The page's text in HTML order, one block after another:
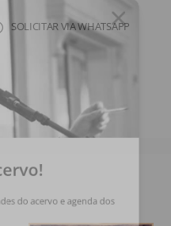
SOLICITAR VIA WHATSAPP
do acervo e agenda dos